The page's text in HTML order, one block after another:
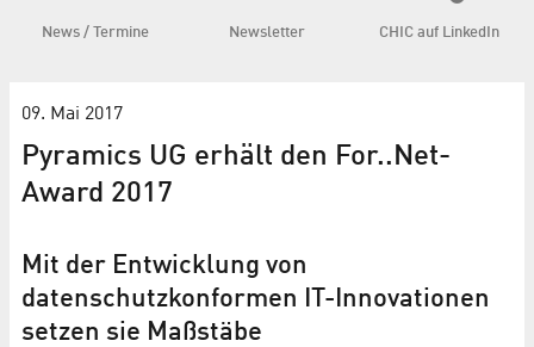
News / Termine Newsletter CHIC auf LinkedIn
09. Mai 2017
Pyramics UG erhält den For..Net-
Award 2017
Mit der Entwicklung von
datenschutzkonformen IT-Innovationen
setzen sie Maßstäbe